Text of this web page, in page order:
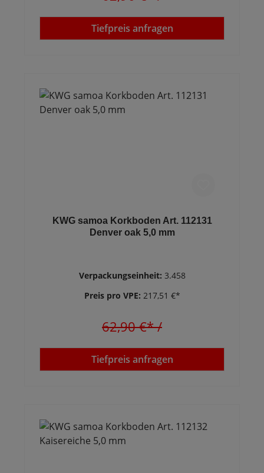
Tiefpreis anfragen
KWG samoa Korkboden Art. 112131
Denver oak 5,0 mm
Verpackungseinheit: 3.458
Preis pro VPE: 217,51 €*
62,90 €*/
Tiefpreis anfragen